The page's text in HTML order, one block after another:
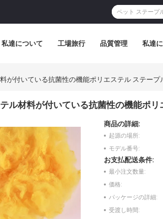
私達について 工場旅行 品質管理 私達
が付いている抗菌性の機能ポリエステル ステープ
ル材料が付いている抗菌性の機能ポ
商品の詳細:
起源の場所:
モデル番号:
お支払配送条件:
最小注文数量:
価格:
パッケージの詳細:
受渡し時間: